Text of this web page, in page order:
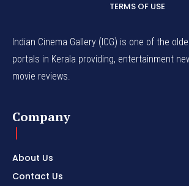
TERMS OF USE
Indian Cinema Gallery (ICG) is one of the
portals in Kerala providing, entertainment
movie reviews.
Company
About Us
Contact Us